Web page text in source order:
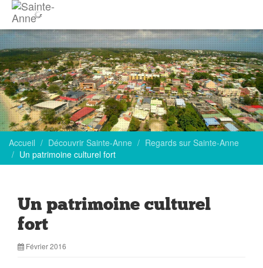
Accueil Découvrir Sainte-Anne
Regards sur Sainte-Anne
Un patrimoine culturel fort
Un patrimoine culturel
fort
Février 2016